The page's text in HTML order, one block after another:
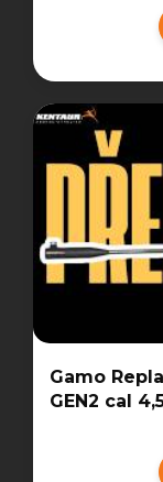
Gamo
GEN2 cal